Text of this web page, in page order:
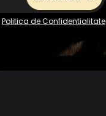
Politica de Confidentialitate